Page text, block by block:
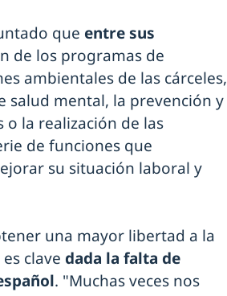
que entre sus
de los programas de
ambientales de las cárceles,
salud mental, la prevención y
la realización de las
de funciones que
su situación laboral y
una mayor libertad a la
clave dada la falta de
. "Muchas veces nos